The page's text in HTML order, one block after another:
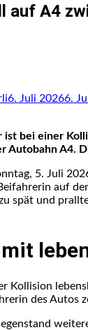
auf A4
6. Juli 20266.
ist bei einer
Autobahn A4.
5. Juli
auf
spät und
Kollision
des Autos